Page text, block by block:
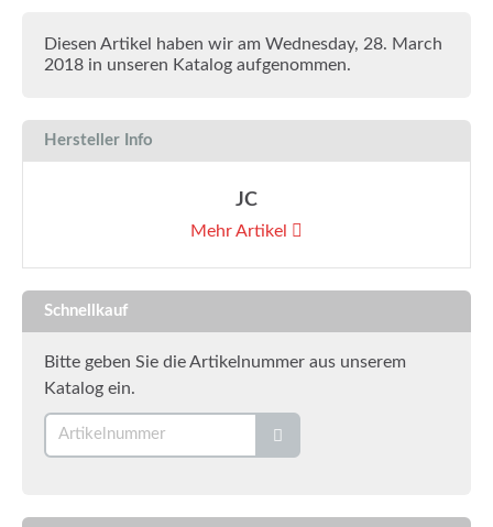
Diesen Artikel haben wir am Wednesday, 28. March
2018 in unseren Katalog aufgenommen.
Hersteller Info
JC
Mehr Artikel
Schnellkauf
Bitte geben Sie die Artikelnummer aus unserem
Katalog ein.